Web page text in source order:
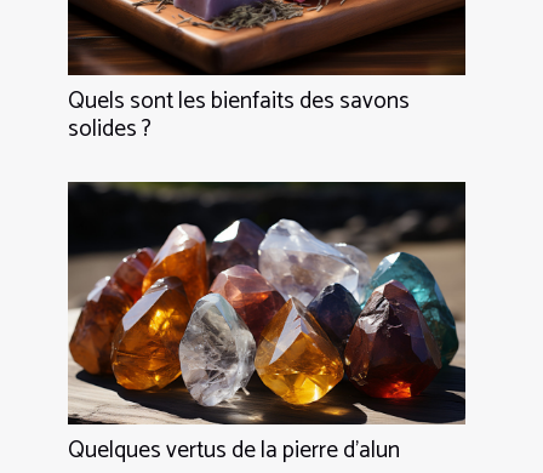
Quels sont les bienfaits des savons
solides ?
Quelques vertus de la pierre d'alun